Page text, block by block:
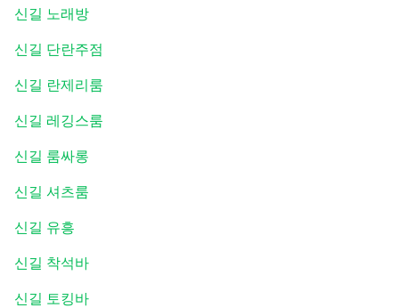
신길 노래방
신길 단란주점
신길 란제리룸
신길 레깅스룸
신길 룸싸롱
신길 셔츠룸
신길 유흥
신길 착석바
신길 토킹바